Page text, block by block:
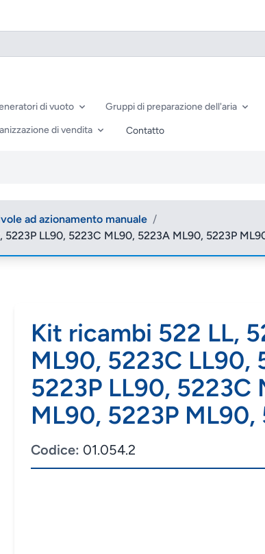
di vuoto Gruppi di preparazione dell'aria
di vendita Contatto
ad azionamento manuale /
LL90, 5223C ML90, 5223A ML90, 5223P
Kit ricambi 522 LL,
ML90, 5223C LL90,
5223P LL90, 5223C
ML90, 5223P ML90,
Codice: 01.054.2